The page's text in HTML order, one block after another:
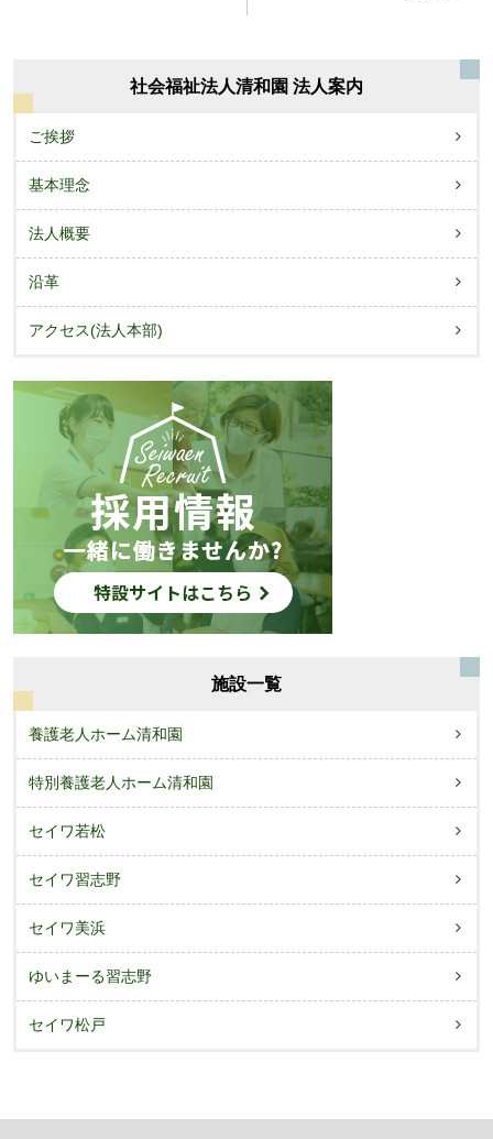
ゲ
ー
シ
ョ
ン
社会福祉法人清和園 法人案内
ご挨拶
基本理念
法人概要
沿革
アクセス(法人本部)
施設一覧
養護老人ホーム清和園
特別養護老人ホーム清和園
セイワ若松
セイワ習志野
セイワ美浜
ゆいまーる習志野
セイワ松戸